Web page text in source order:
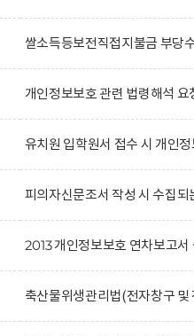
쌀소득등보전직접지불금 부당
개인정보보호 관련 법령해석 요
유치원 입학원서 접수 시 개인
피의자신문조서 작성 시 수집
2013 개인정보보호 연차보고서
축산물위생관리법(전자창구 및